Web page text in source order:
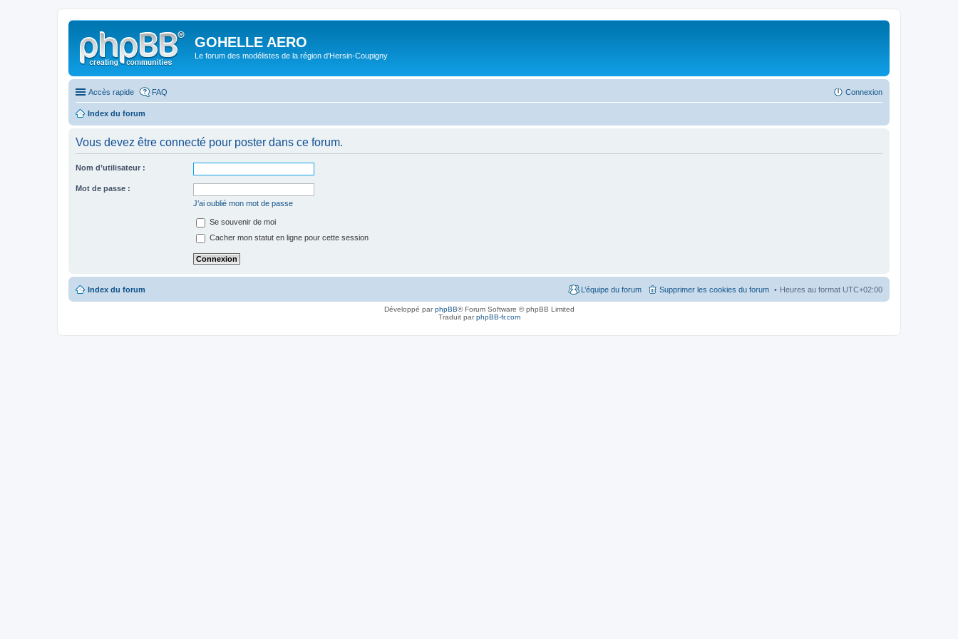
GOHELLE AERO
Le forum des modélistes de la région d'Hersin-Coupigny
Accès rapide FAQ Connexion
Index du forum
Vous devez être connecté pour poster dans ce forum.
Nom d’utilisateur :
Mot de passe :
J’ai oublié mon mot de passe
Se souvenir de moi
Cacher mon statut en ligne pour cette session
Index du forum Heures au format UTC+02:00
Supprimer les cookies du forum
L’équipe du forum
Développé parphpBB® Forum Software © phpBB Limited
Traduit parphpBB-fr.com